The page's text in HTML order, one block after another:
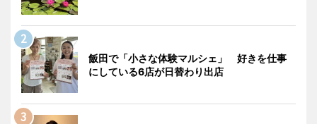
飯田で「小さな体験マルシェ」 好きを仕事
にしている6店が日替わり出店